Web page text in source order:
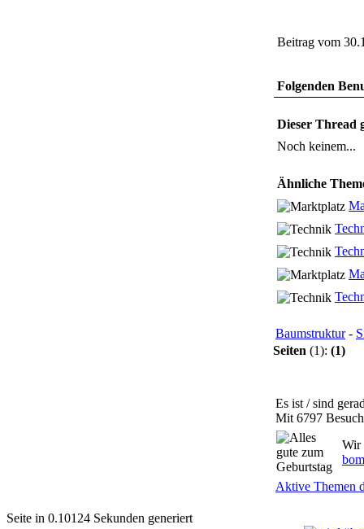
Beitrag vom
Folgenden
Dieser Thread
Noch keinem...
Ähnliche
Baumstruktur-
Seiten (1): (1)
Es ist / sind
Mit 6797
Wir
Aktive Themen
Seite in 0.10124 Sekunden generiert